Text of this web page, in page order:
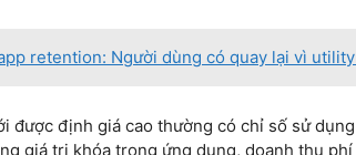
retention: Người dùng có quay lại vì
được định giá cao thường có chỉ số sử
giá trị khóa trong ứng dụng, doanh thu